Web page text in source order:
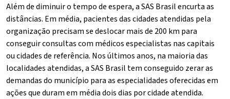
Além de diminuir o tempo de espera, a SAS Brasil encurta as
distâncias. Em média, pacientes das cidades atendidas pela
organização precisam se deslocar mais de 200 km para
conseguir consultas com médicos especialistas nas capitais
ou cidades de referência. Nos últimos anos, na maioria das
localidades atendidas, a SAS Brasil tem conseguido zerar as
demandas do município para as especialidades oferecidas em
ações que duram em média dois dias por cidade atendida.